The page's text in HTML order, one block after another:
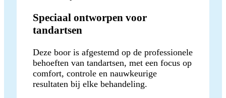
Speciaal ontworpen voor
tandartsen
Deze boor is afgestemd op de professionele
behoeften van tandartsen, met een focus op
comfort, controle en nauwkeurige
resultaten bij elke behandeling.